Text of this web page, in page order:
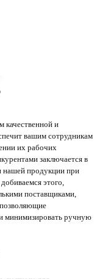
и
вашим сотрудникам
их рабочих
заключается в
нашей продукции при
этого,
поставщиками,
минимизировать ручную